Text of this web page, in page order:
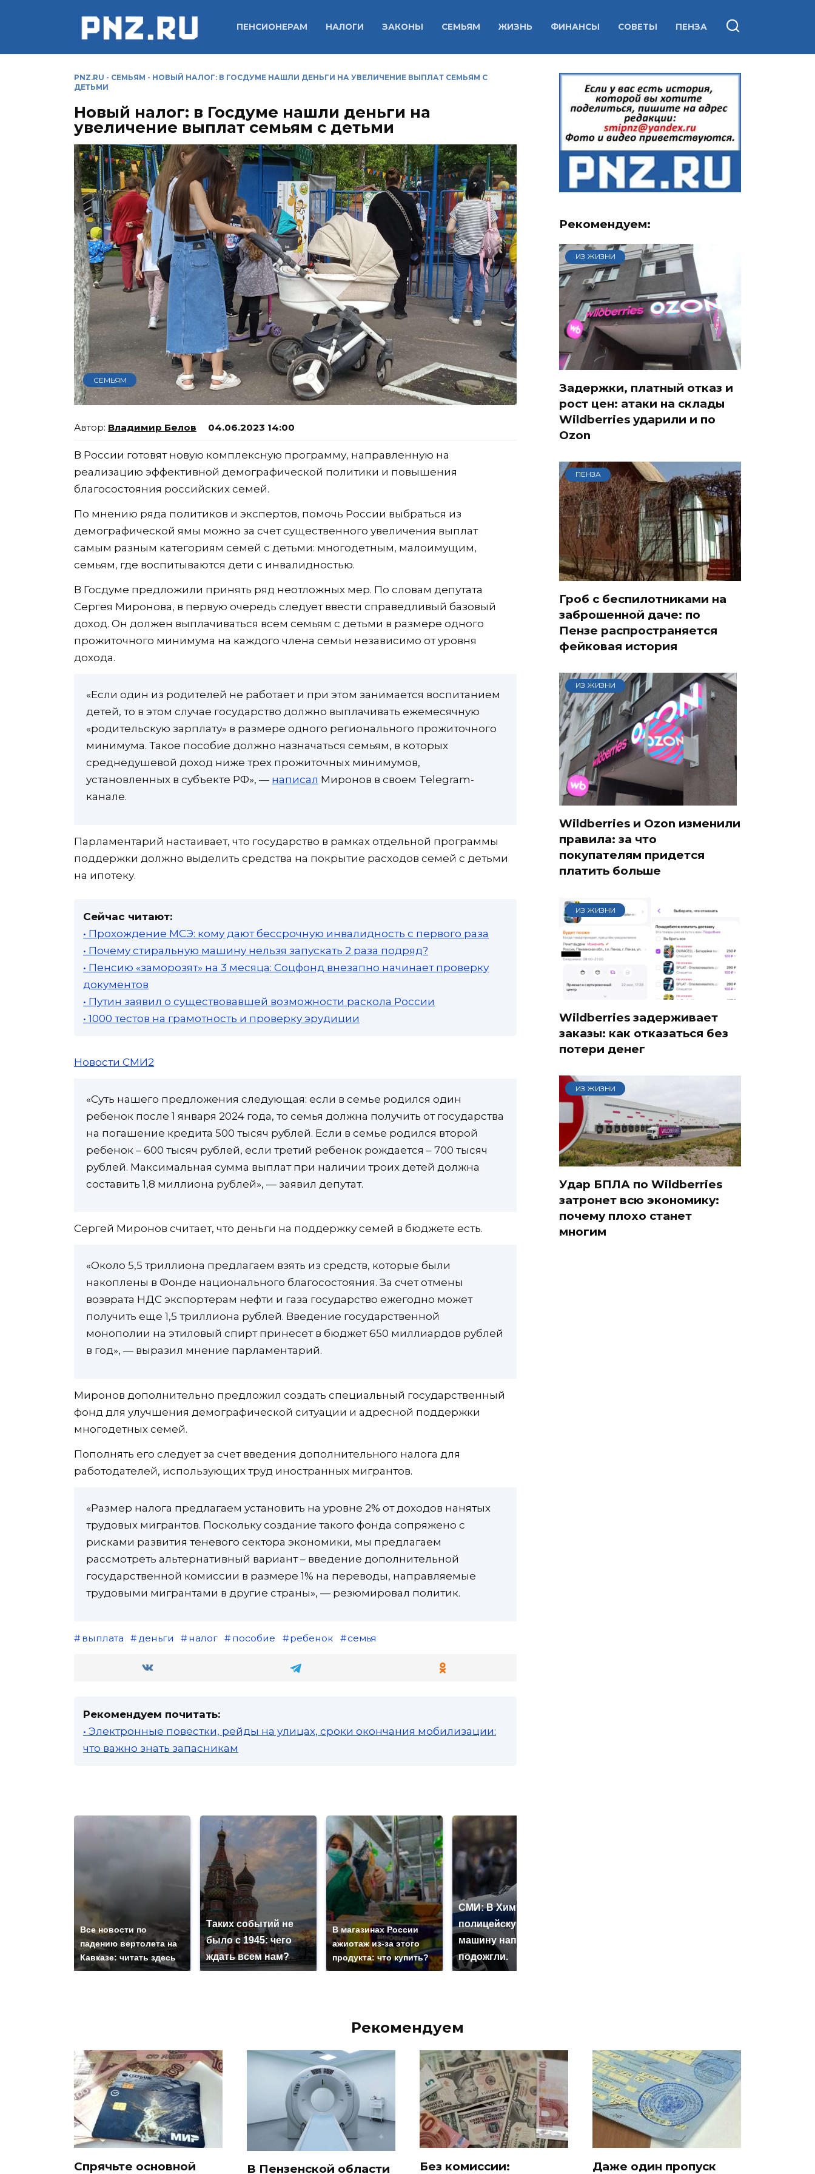
ПЕНСИОНЕРАМ НАЛОГИ ЗАКОНЫ СЕМЬЯМ ЖИЗНЬ ФИНАНСЫ СОВЕТЫ ПЕНЗА
PNZ.RU - СЕМЬЯМ - НОВЫЙ НАЛОГ: В ГОСДУМЕ НАШЛИ ДЕНЬГИ НА УВЕЛИЧЕНИЕ ВЫПЛАТ СЕМЬЯМ С
ДЕТЬМИ
Новый налог: в Госдуме нашли деньги на
увеличение выплат семьям с детьми
СЕМЬЯМ
Владимир Белов 04.06.2023 14:00
В России готовят новую комплексную программу, направленную на
реализацию эффективной демографической политики и повышения
благосостояния российских семей.
По мнению ряда политиков и экспертов, помочь России выбраться из
демографической ямы можно за счет существенного увеличения выплат
самым разным категориям семей с детьми: многодетным, малоимущим,
семьям, где воспитываются дети с инвалидностью.
В Госдуме предложили принять ряд неотложных мер. По словам депутата
Сергея Миронова, в первую очередь следует ввести справедливый базовый
доход. Он должен выплачиваться всем семьям с детьми в размере одного
прожиточного минимума на каждого члена семьи независимо от уровня
дохода.
«Если один из родителей не работает и при этом занимается воспитанием
детей, то в этом случае государство должно выплачивать ежемесячную
«родительскую зарплату» в размере одного регионального прожиточного
минимума. Такое пособие должно назначаться семьям, в которых
среднедушевой доход ниже трех прожиточных минимумов,
установленных в субъекте РФ», — написал Миронов в своем Telegram-
канале.
Парламентарий настаивает, что государство в рамках отдельной программы
поддержки должно выделить средства на покрытие расходов семей с детьми
на ипотеку.
Сейчас читают:
• Прохождение МСЭ: кому дают бессрочную инвалидность с первого раза
• Почему стиральную машину нельзя запускать 2 раза подряд?
• Пенсию «заморозят» на 3 месяца: Соцфонд внезапно начинает проверку
документов
• Путин заявил о существовавшей возможности раскола России
• 1000 тестов на грамотность и проверку эрудиции
Новости СМИ2
«Суть нашего предложения следующая: если в семье родился один
ребенок после 1 января 2024 года, то семья должна получить от государства
на погашение кредита 500 тысяч рублей. Если в семье родился второй
ребенок – 600 тысяч рублей, если третий ребенок рождается – 700 тысяч
рублей. Максимальная сумма выплат при наличии троих детей должна
составить 1,8 миллиона рублей», — заявил депутат.
Сергей Миронов считает, что деньги на поддержку семей в бюджете есть.
«Около 5,5 триллиона предлагаем взять из средств, которые были
накоплены в Фонде национального благосостояния. За счет отмены
возврата НДС экспортерам нефти и газа государство ежегодно может
получить еще 1,5 триллиона рублей. Введение государственной
монополии на этиловый спирт принесет в бюджет 650 миллиардов рублей
в год», — выразил мнение парламентарий.
Миронов дополнительно предложил создать специальный государственный
фонд для улучшения демографической ситуации и адресной поддержки
многодетных семей.
Пополнять его следует за счет введения дополнительного налога для
работодателей, использующих труд иностранных мигрантов.
«Размер налога предлагаем установить на уровне 2% от доходов нанятых
трудовых мигрантов. Поскольку создание такого фонда сопряжено с
рисками развития теневого сектора экономики, мы предлагаем
рассмотреть альтернативный вариант – введение дополнительной
государственной комиссии в размере 1% на переводы, направляемые
трудовыми мигрантами в другие страны», — резюмировал политик.
выплата деньги налог пособие ребенок семья
Рекомендуем почитать:
• Электронные повестки, рейды на улицах, сроки окончания мобилизации:
что важно знать запасникам
Все новости по
падению вертолета на
Кавказе: читать здесь
Таких событий не
было с 1945: чего
ждать всем нам?
В магазинах России
ажиотаж из-за этого
продукта: что купить?
СМИ: В Химках на
полицейскую
машину напали и
подожгли.
Рекомендуем:
ИЗ ЖИЗНИ
Задержки, платный отказ и
рост цен: атаки на склады
Wildberries ударили и по
Ozon
ПЕНЗА
Гроб с беспилотниками на
заброшенной даче: по
Пензе распространяется
фейковая история
ИЗ ЖИЗНИ
Wildberries и Ozon изменили
правила: за что
покупателям придется
платить больше
ИЗ ЖИЗНИ
Wildberries задерживает
заказы: как отказаться без
потери денег
ИЗ ЖИЗНИ
Удар БПЛА по Wildberries
затронет всю экономику:
почему плохо станет
многим
Рекомендуем
Спрячьте основной В Пензенской области Без комиссии: Даже один пропуск